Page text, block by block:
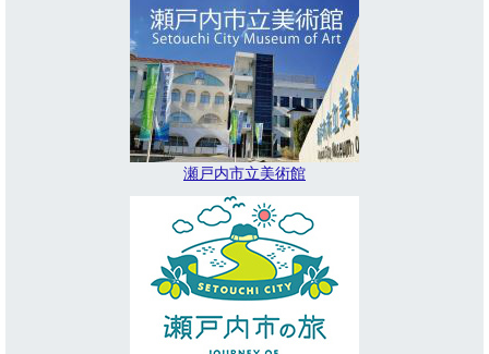
瀬戸内市立美術館